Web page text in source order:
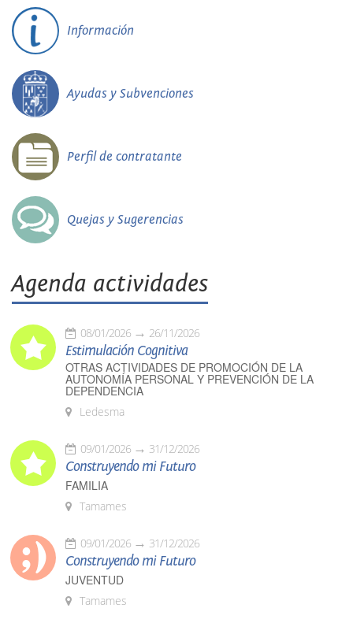
Información
Ayudas y Subvenciones
Perfil de contratante
Quejas y Sugerencias
Agenda actividades
08/01/2026 26/11/2026
Estimulación Cognitiva
OTRAS ACTIVIDADES DE PROMOCIÓN DE LA
AUTONOMÍA PERSONAL Y PREVENCIÓN DE LA
DEPENDENCIA
Ledesma
09/01/2026 31/12/2026
Construyendo mi Futuro
FAMILIA
Tamames
09/01/2026 31/12/2026
Construyendo mi Futuro
JUVENTUD
Tamames